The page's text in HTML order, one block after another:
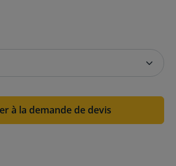
à la demande de devis